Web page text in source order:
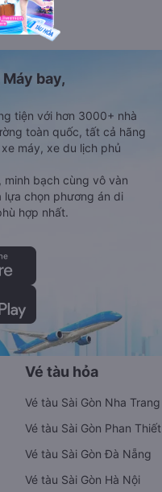
bay,
tiện với hơn 3000+ nhà
toàn quốc, tất cả hãng
máy, xe du lịch phủ
bạch cùng vô vàn
lựa chọn phương án di
hợp nhất.
Vé tàu hỏa
Vé tàu Sài Gòn Nha Trang
Vé tàu Sài Gòn Phan Thiết
Vé tàu Sài Gòn Đà Nẵng
Vé tàu Sài Gòn Hà Nội